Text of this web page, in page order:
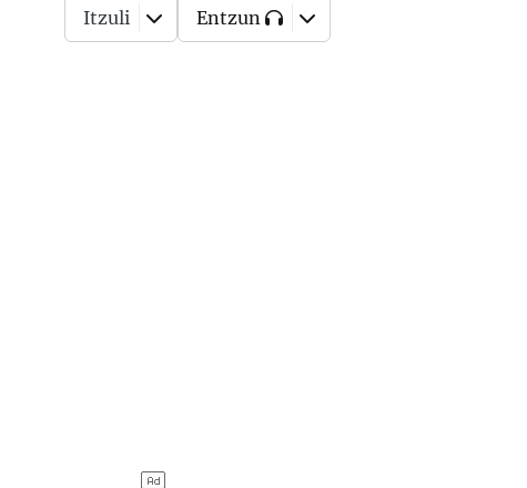
Itzuli Entzun